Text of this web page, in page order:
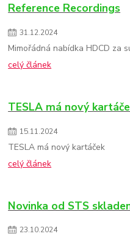
Reference Recordings
31.12.2024
Mimořádná nabídka HDCD za
celý článek
TESLA má nový
15.11.2024
TESLA má nový kartáček
celý článek
Novinka od STS
23.10.2024